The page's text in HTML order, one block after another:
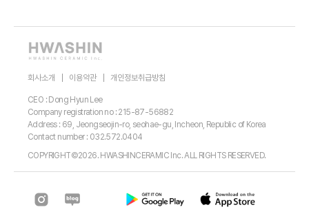
회사소개 이용약관 개인정보취급방침
CEO : Dong Hyun Lee
Company registration no : 215-87-56882
Address : 69, Jeongseojin-ro, seohae-gu, Incheon, Republic of Korea
Contact number : 032.572.0404
COPYRIGHT©2026. HWASHINCERAMIC Inc. ALL RIGHTS RESERVED.